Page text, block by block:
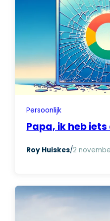
Persoonlijk
Papa, ik heb
Roy Huiskes/2